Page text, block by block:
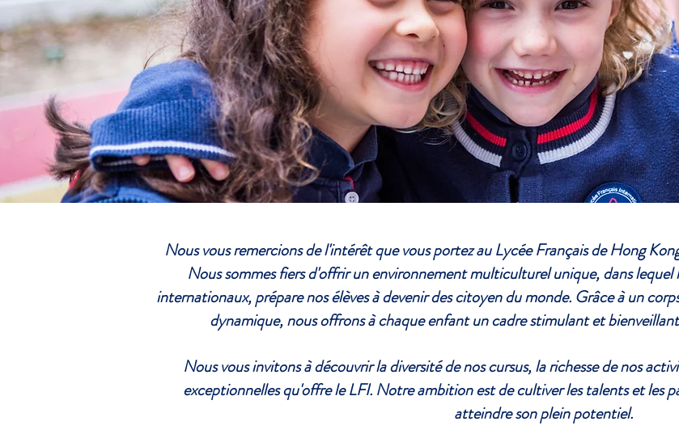
Nous vous remercions de l'intérêt que vous portez au Lycée Français de Hong
Nous sommes fiers d'offrir un environnement multiculturel unique, dans lequel
internationaux, prépare nos élèves à devenir des citoyen du monde. Grâce à un
dynamique, nous offrons à chaque enfant un cadre stimulant et
Nous vous invitons à découvrir la diversité de nos cursus, la richesse de nos
exceptionnelles qu'offre le LFI. Notre ambition est de cultiver les talents et les
atteindre son plein potentiel.